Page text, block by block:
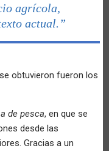
agrícola,
actual.”
obtuvieron fueron los
de pesca, en que se
desde las
Gracias a un